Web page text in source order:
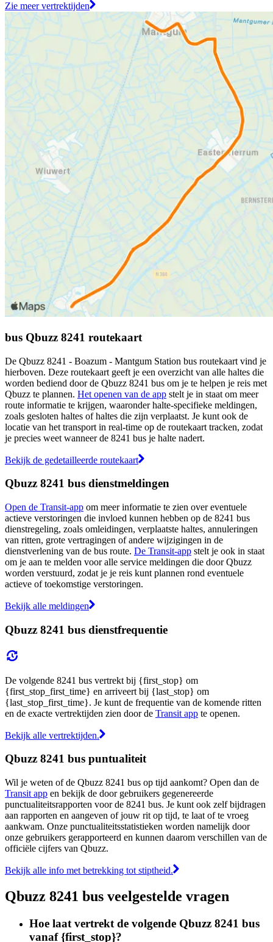
Zie meer vertrektijden
bus Qbuzz 8241 routekaart
De Qbuzz 8241 - Boazum - Mantgum Station bus routekaart vind je
hierboven. Deze routekaart geeft je een overzicht van alle haltes die
worden bediend door de Qbuzz 8241 bus om je te helpen je reis met
Qbuzz te plannen. Het openen van de app stelt je in staat om meer
route informatie te krijgen, waaronder halte-specifieke meldingen,
zoals gesloten haltes of haltes die zijn verplaatst. Je kunt ook de
locatie van het transport in real-time op de routekaart tracken, zodat
je precies weet wanneer de 8241 bus je halte nadert.
Bekijk de gedetailleerde routekaart
Qbuzz 8241 bus dienstmeldingen
Open de Transit-app om meer informatie te zien over eventuele
actieve verstoringen die invloed kunnen hebben op de 8241 bus
dienstregeling, zoals omleidingen, verplaatste haltes, annuleringen
van ritten, grote vertragingen of andere wijzigingen in de
dienstverlening van de bus route. De Transit-app stelt je ook in staat
om je aan te melden voor alle service meldingen die door Qbuzz
worden verstuurd, zodat je je reis kunt plannen rond eventuele
actieve of toekomstige verstoringen.
Bekijk alle meldingen
Qbuzz 8241 bus dienstfrequentie
De volgende 8241 bus vertrekt bij {first_stop} om
{first_stop_first_time} en arriveert bij {last_stop} om
{last_stop_first_time}. Je kunt de frequentie van de komende ritten
en de exacte vertrektijden zien door de Transit app te openen.
Bekijk alle vertrektijden.
Qbuzz 8241 bus puntualiteit
Wil je weten of de Qbuzz 8241 bus op tijd aankomt? Open dan de
Transit app en bekijk de door gebruikers gegenereerde
punctualiteitsrapporten voor de 8241 bus. Je kunt ook zelf bijdragen
aan rapporten en aangeven of jouw rit op tijd, te laat of te vroeg
aankwam. Onze punctualiteitsstatistieken worden namelijk door
onze gebruikers gerapporteerd en kunnen daarom verschillen van de
officiële cijfers van Qbuzz.
Bekijk alle info met betrekking tot stiptheid.
Qbuzz 8241 bus veelgestelde vragen
Hoe laat vertrekt de volgende Qbuzz 8241 bus
vanaf {first_stop}?